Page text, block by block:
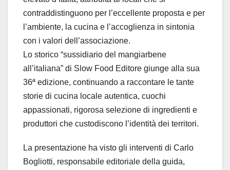
contraddistinguono per l’eccellente proposta e per
l’ambiente, la cucina e l’accoglienza in sintonia
con i valori dell’associazione.
Lo storico “sussidiario del mangiarbene
all’italiana” di Slow Food Editore giunge alla sua
36ª edizione, continuando a raccontare le tante
storie di cucina locale autentica, cuochi
appassionati, rigorosa selezione di ingredienti e
produttori che custodiscono l’identità dei territori.
La presentazione ha visto gli interventi di Carlo
Bogliotti, responsabile editoriale della guida,